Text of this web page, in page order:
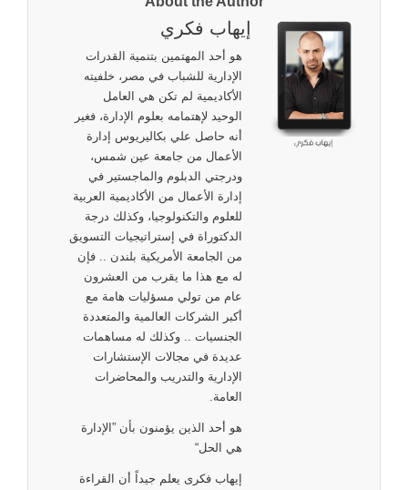
إيهاب فكري
هو أحد المهتمين بتنمية القدرات
الإدارية للشباب في مصر، خلفيته
الأكاديمية لم تكن هي العامل
الوحيد لإهتمامه بعلوم الإدارة، فغير
أنه حاصل علي بكاليريوس إدارة
الأعمال من جامعة عين شمس،
ودرجتي الدبلوم والماجستير في
إدارة الأعمال من الأكاديمية العربية
للعلوم والتكنولوجيا، وكذلك درجة
الدكتوراة في إستراتيجيات التسويق
من الجامعة الأمريكية بلندن .. فإن
له مع هذا ما يقرب من العشرون
عام من تولي مسؤليات هامة مع
أكبر الشركات العالمية والمتعددة
الجنسيات .. وكذلك له مساهمات
عديدة في مجالات الإستشارات
الإدارية والتدريب والمحاضرات
العامة.
هو أحد الذين يؤمنون بأن ”الإدارة
هي الحل“
إيهاب فكرى يعلم جيداً أن القراءة